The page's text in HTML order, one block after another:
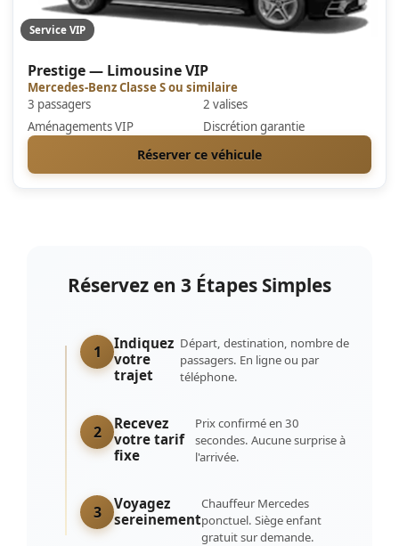
Service VIP
Prestige — Limousine VIP
Mercedes-Benz Classe S ou similaire
3 passagers
2 valises
Aménagements VIP
Discrétion garantie
Réserver ce véhicule
Réservez en 3 Étapes Simples
1
Indiquez
votre
trajet
Départ, destination, nombre de
passagers. En ligne ou par
téléphone.
2
Recevez
votre tarif
fixe
Prix confirmé en 30
secondes. Aucune surprise à
l'arrivée.
3
Voyagez
sereinement
Chauffeur Mercedes
ponctuel. Siège enfant
gratuit sur demande.